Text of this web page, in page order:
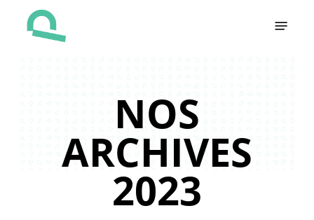
NOS
ARCHIVES
2023